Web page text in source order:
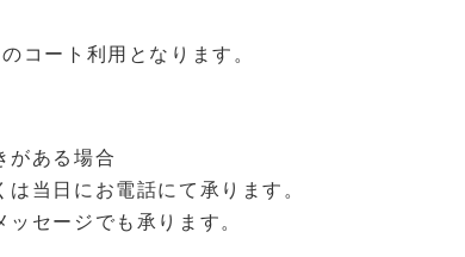
コート利用となります。
がある場合
当日にお電話にて承ります。
セージでも承ります。